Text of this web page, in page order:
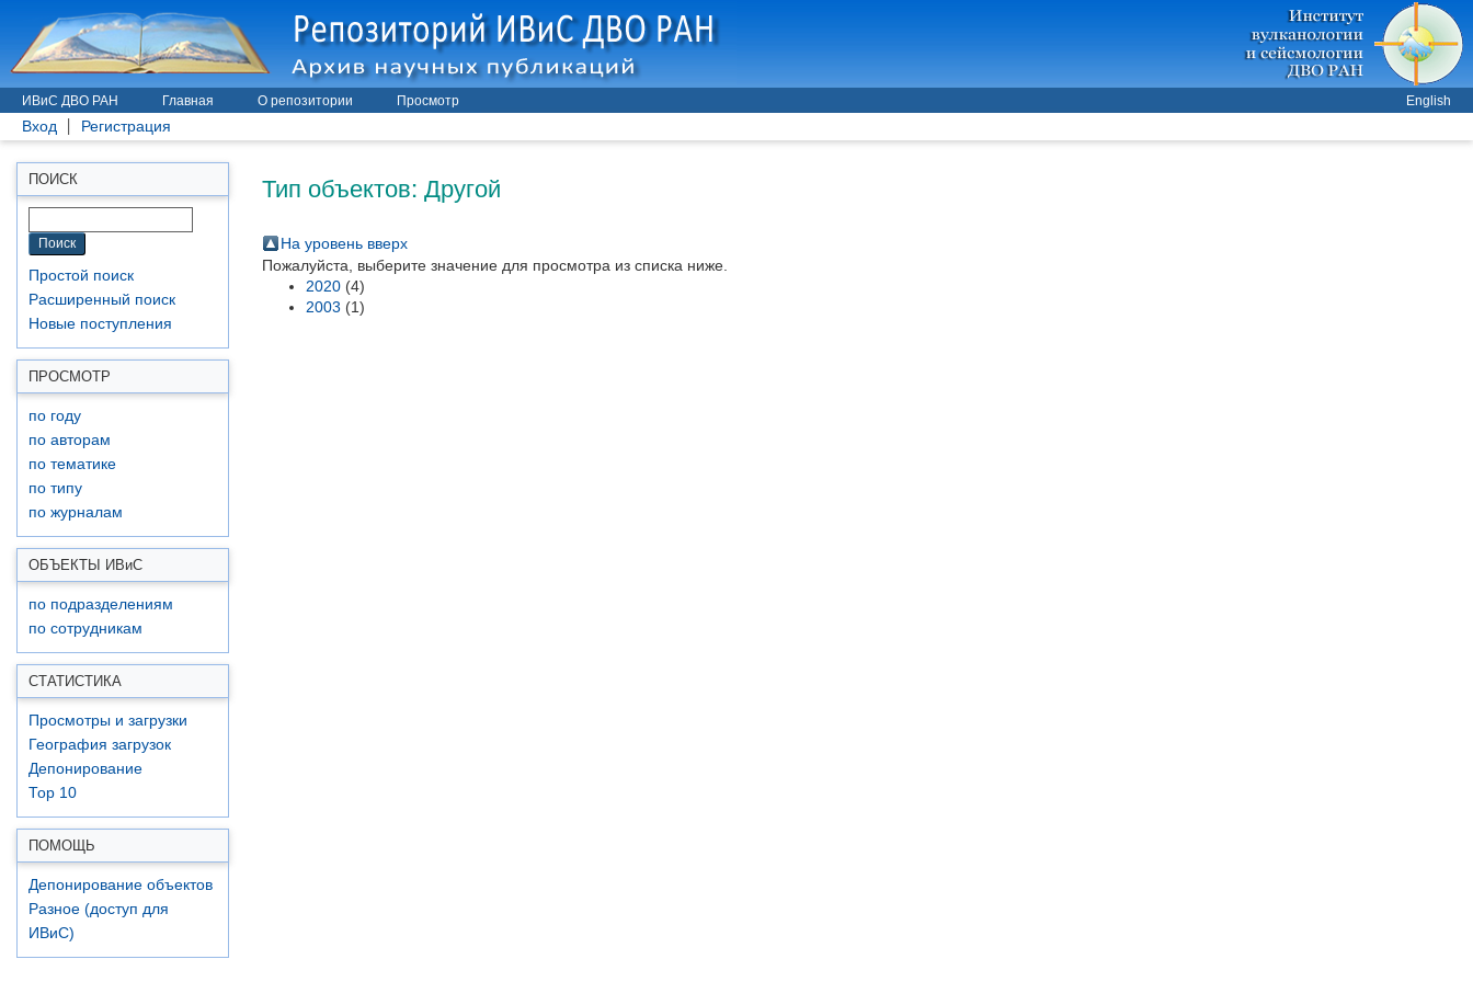
ИВиС ДВО РАН Главная О репозитории Просмотр English
Вход Регистрация
ПОИСК
Простой поиск
Расширенный поиск
Новые поступления
ПРОСМОТР
по году
по авторам
по тематике
по типу
по журналам
ОБЪЕКТЫ ИВиС
по подразделениям
по сотрудникам
СТАТИСТИКА
Просмотры и загрузки
География загрузок
Депонирование
Top 10
ПОМОЩЬ
Депонирование объектов
Разное (доступ для
ИВиС)
Тип объектов: Другой
На уровень вверх
Пожалуйста, выберите значение для просмотра из списка ниже.
2020 (4)
2003 (1)